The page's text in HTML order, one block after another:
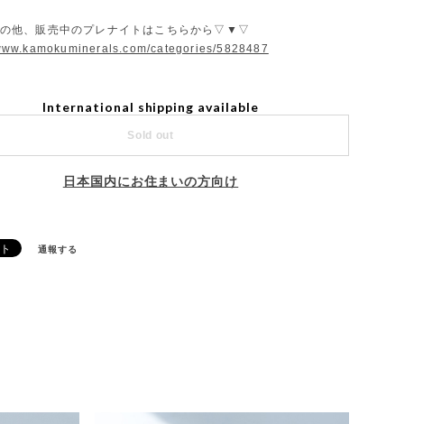
、販売中のプレナイトはこちらから▽▼▽
categories/5828487
International shipping available
Sold out
日本国内にお住まいの方向け
通報する